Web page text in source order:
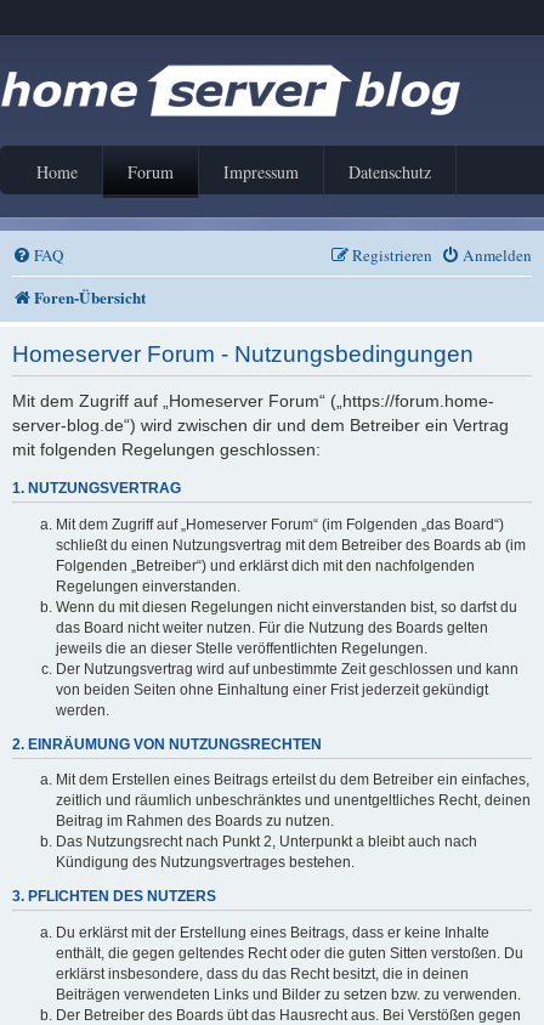
Home Forum Impressum Datenschutz
FAQ Anmelden
Registrieren
Foren-Übersicht
Homeserver Forum - Nutzungsbedingungen
Mit dem Zugriff auf „Homeserver Forum“ („https://forum.home-
server-blog.de“) wird zwischen dir und dem Betreiber ein Vertrag
mit folgenden Regelungen geschlossen:
1. NUTZUNGSVERTRAG
Mit dem Zugriff auf „Homeserver Forum“ (im Folgenden „das Board“)
schließt du einen Nutzungsvertrag mit dem Betreiber des Boards ab (im
Folgenden „Betreiber“) und erklärst dich mit den nachfolgenden
Regelungen einverstanden.
Wenn du mit diesen Regelungen nicht einverstanden bist, so darfst du
das Board nicht weiter nutzen. Für die Nutzung des Boards gelten
jeweils die an dieser Stelle veröffentlichten Regelungen.
Der Nutzungsvertrag wird auf unbestimmte Zeit geschlossen und kann
von beiden Seiten ohne Einhaltung einer Frist jederzeit gekündigt
werden.
2. EINRÄUMUNG VON NUTZUNGSRECHTEN
Mit dem Erstellen eines Beitrags erteilst du dem Betreiber ein einfaches,
zeitlich und räumlich unbeschränktes und unentgeltliches Recht, deinen
Beitrag im Rahmen des Boards zu nutzen.
Das Nutzungsrecht nach Punkt 2, Unterpunkt a bleibt auch nach
Kündigung des Nutzungsvertrages bestehen.
3. PFLICHTEN DES NUTZERS
Du erklärst mit der Erstellung eines Beitrags, dass er keine Inhalte
enthält, die gegen geltendes Recht oder die guten Sitten verstoßen. Du
erklärst insbesondere, dass du das Recht besitzt, die in deinen
Beiträgen verwendeten Links und Bilder zu setzen bzw. zu verwenden.
Der Betreiber des Boards übt das Hausrecht aus. Bei Verstößen gegen